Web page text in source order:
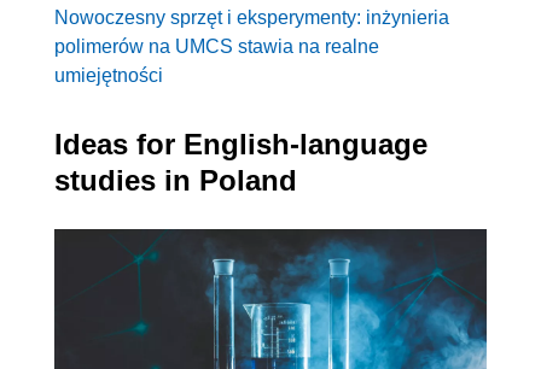
Nowoczesny sprzęt i eksperymenty: inżynieria
polimerów na UMCS stawia na realne
umiejętności
Ideas for English-language
studies in Poland